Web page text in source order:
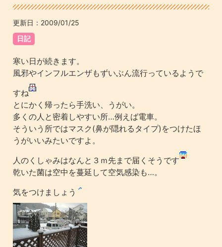
更新日： 2009/01/25
日記
寒い日が続きます。
風邪やインフルエンザもずいぶん流行っているようで
すね
とにかく帰ったら手洗い、うがい。
多くの人と密着しやすい所…例えば電車。
そういう所ではマスク(鼻が隠れるタイプ)をつけたほ
うがいいみたいですよ。
人のくしゃみはなんと３ｍ先まで届くそうです
乾いた菌は空中を蔓延して空気感染も…。
気をつけましょう